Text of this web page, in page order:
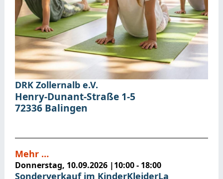
DRK Zollernalb e.V.
Henry-Dunant-Straße 1-5
72336 Balingen
Donnerstag, 10.09.2026 |10:00 - 18:00
Sonderverkauf im KinderKleiderLa
Mehr …